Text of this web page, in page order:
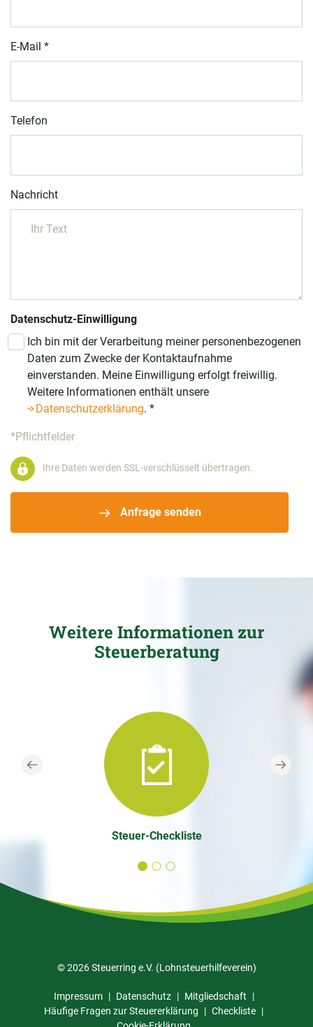
E-Mail *
Telefon
Nachricht
Datenschutz-Einwilligung
Ich bin mit der Verarbeitung meiner personenbezogenen
Daten zum Zwecke der Kontaktaufnahme
einverstanden. Meine Einwilligung erfolgt freiwillig.
Weitere Informationen enthält unsere
Datenschutzerklärung. *
*Pflichtfelder
Anfrage senden
Ihre Daten werden SSL-verschlüsselt übertragen.
Weitere Informationen zur
Steuerberatung
Steuer-Checkliste
Previous Next
© 2026 Steuerring e.V. (Lohnsteuerhilfeverein)
Impressum Datenschutz
Mitgliedschaft
Häufige Fragen zur Steuererklärung
Checkliste